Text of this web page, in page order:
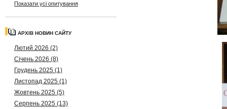
Показати усі опитування
АРХІВ НОВИН САЙТУ
Лютий 2026 (2)
Січень 2026 (8)
Грудень 2025 (1)
Листопад 2025 (1)
Жовтень 2025 (5)
Серпень 2025 (13)